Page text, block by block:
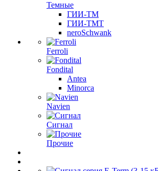
Темные
ГИИ-ТМ
ГИИ-ТМТ
neroSchwank
Ferroli
Fondital
Antea
Minorca
Navien
Сигнал
Прочие